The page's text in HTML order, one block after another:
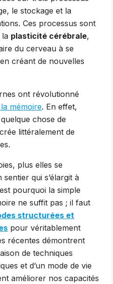
le stockage et la
Ces processus sont
la plasticité cérébrale,
du cerveau à se
créant de nouvelles
ont révolutionné
mémoire. En effet,
chose de
littéralement de
plus elles se
sentier qui s’élargit à
pourquoi la simple
ne suffit pas ; il faut
structurées et
pour véritablement
récentes démontrent
de techniques
et d’un mode de vie
améliorer nos capacités